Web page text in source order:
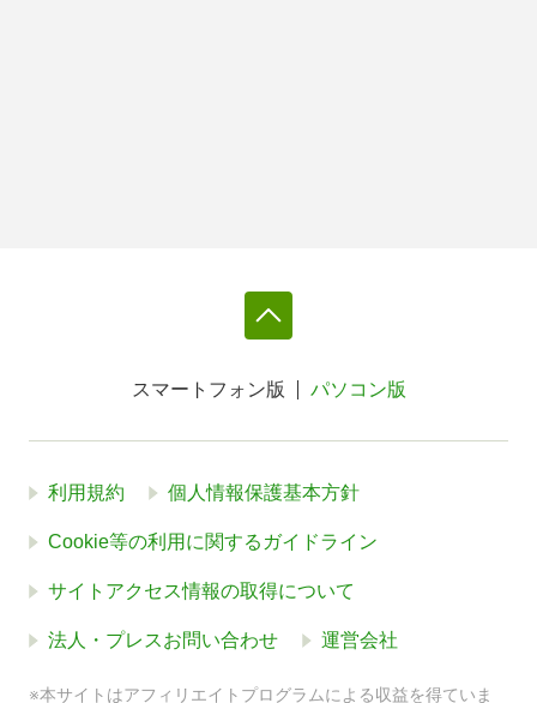
スマートフォン版 パソコン版
利用規約 個人情報保護基本方針
Cookie等の利用に関するガイドライン
サイトアクセス情報の取得について
法人・プレスお問い合わせ 運営会社
※本サイトはアフィリエイトプログラムによる収益を得ていま